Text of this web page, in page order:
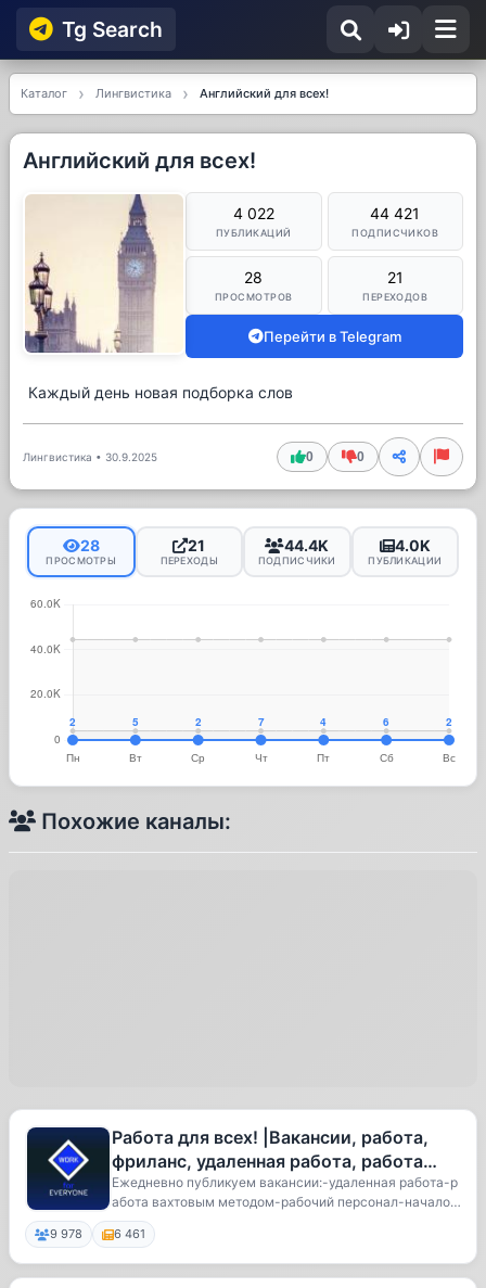
Tg Searсh
Каталог Лингвистика Английский для всех!
Английский для всех!
4 022
ПУБЛИКАЦИЙ
44 421
ПОДПИСЧИКОВ
28
ПРОСМОТРОВ
21
ПЕРЕХОДОВ
Перейти в Telegram
Каждый день новая подборка слов
Лингвистика • 30.9.2025 0 0
28
ПРОСМОТРЫ
21
ПЕРЕХОДЫ
44.4K
ПОДПИСЧИКИ
4.0K
ПУБЛИКАЦИИ
Похожие каналы:
Работа для всех! |Вакансии, работа,
фриланс, удаленная работа, работа
вахтой
Ежедневно публикуем вакансии:-удаленная работа-р
абота вахтовым методом-рабочий персонал-начало к
а...
9 978 6 461